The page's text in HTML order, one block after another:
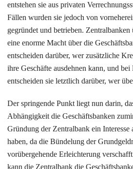
entstehen sie aus privaten
Fällen wurden sie jedoch von
gegründet und betrieben.
eine enorme Macht über die
entscheiden darüber, wer zusätzliche
ihre Geschäfte ausdehnen kann, und
entscheiden sie letztlich darüber, wer
Der springende Punkt liegt nun darin,
Abhängigkeit die Geschäftsbanken
Gründung der Zentralbank ein Interesse
haben, da die Bündelung der
vorübergehende Erleichterung
kann die Zentralbank die